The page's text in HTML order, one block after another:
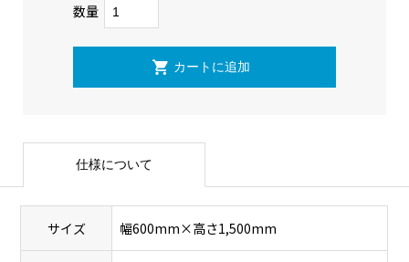
数量
仕様について
サイズ 幅600mm×高さ1,500mm